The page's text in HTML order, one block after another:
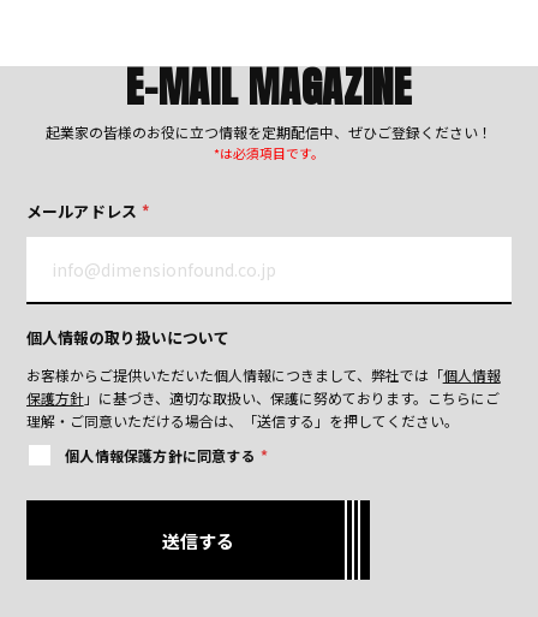
E-MAIL MAGAZINE
起業家の皆様のお役に立つ情報を定期配信中、ぜひご登録ください！
*は必須項目です。
メールアドレス *
個人情報の取り扱いについて
お客様からご提供いただいた個人情報につきまして、弊社では「個人情報
保護方針」に基づき、適切な取扱い、保護に努めております。 こちらにご
理解・ご同意いただける場合は、「送信する」を押してください。
個人情報保護方針に同意する *